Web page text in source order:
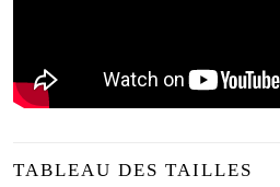
TABLEAU DES TAILLES